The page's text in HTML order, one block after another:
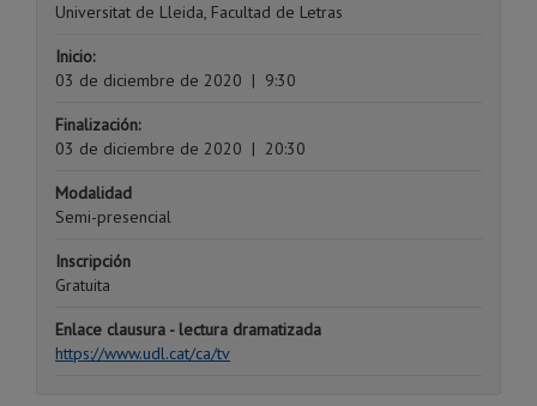
Universitat de Lleida, Facultad de Letras
Inicio:
03 de diciembre de 2020 | 9:30
Finalización:
03 de diciembre de 2020 | 20:30
Modalidad
Semi-presencial
Inscripción
Gratuita
Enlace clausura - lectura dramatizada
https://www.udl.cat/ca/tv